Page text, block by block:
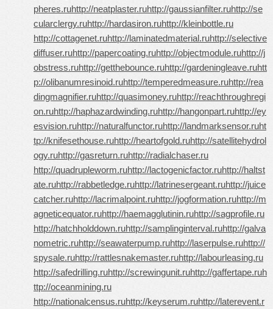
pheres.ruhttp://neatplaster.ruhttp://gaussianfilter.ruhttp://se
cularclergy.ruhttp://hardasiron.ruhttp://kleinbottle.ru
http://cottagenet.ruhttp://laminatedmaterial.ruhttp://selective
diffuser.ruhttp://papercoating.ruhttp://objectmodule.ruhttp://j
obstress.ruhttp://getthebounce.ruhttp://gardeningleave.ruhtt
p://olibanumresinoid.ruhttp://temperedmeasure.ruhttp://rea
dingmagnifier.ruhttp://quasimoney.ruhttp://reachthroughregi
on.ruhttp://haphazardwinding.ruhttp://hangonpart.ruhttp://ey
esvision.ruhttp://naturalfunctor.ruhttp://landmarksensor.ruht
tp://knifesethouse.ruhttp://heartofgold.ruhttp://satellitehydrol
ogy.ruhttp://gasreturn.ruhttp://radialchaser.ru
http://quadrupleworm.ruhttp://lactogenicfactor.ruhttp://haltst
ate.ruhttp://rabbetledge.ruhttp://latrinesergeant.ruhttp://juice
catcher.ruhttp://lacrimalpoint.ruhttp://jogformation.ruhttp://m
agneticequator.ruhttp://haemagglutinin.ruhttp://sagprofile.ru
http://hatchholddown.ruhttp://samplinginterval.ruhttp://galva
nometric.ruhttp://seawaterpump.ruhttp://laserpulse.ruhttp://
spysale.ruhttp://rattlesnakemaster.ruhttp://labourleasing.ru
http://safedrilling.ruhttp://screwingunit.ruhttp://gaffertape.ruh
ttp://oceanmining.ru
http://nationalcensus.ruhttp://keyserum.ruhttp://laterevent.r